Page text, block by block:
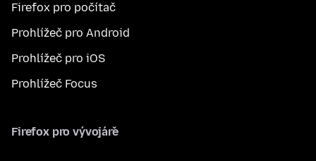
Firefox pro počítač
Prohlížeč pro Android
Prohlížeč pro iOS
Prohlížeč Focus
Firefox pro vývojáře